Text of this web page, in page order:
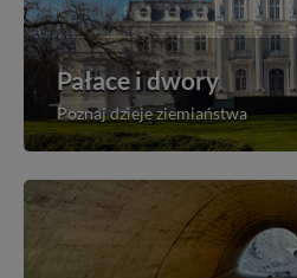
Pałace i dwory
Poznaj dzieje ziemiaństwa